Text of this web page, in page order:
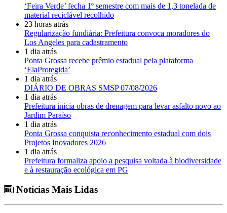
‘Feira Verde’ fecha 1º semestre com mais de 1,3 tonelada de
material reciclável recolhido
23 horas atrás
Regularização fundiária: Prefeitura convoca moradores do
Los Angeles para cadastramento
1 dia atrás
Ponta Grossa recebe prêmio estadual pela plataforma
‘ElaProtegida’
1 dia atrás
DIÁRIO DE OBRAS SMSP 07/08/2026
1 dia atrás
Prefeitura inicia obras de drenagem para levar asfalto novo ao
Jardim Paraíso
1 dia atrás
Ponta Grossa conquista reconhecimento estadual com dois
Projetos Inovadores 2026
1 dia atrás
Prefeitura formaliza apoio a pesquisa voltada à biodiversidade
e à restauração ecológica em PG
Notícias Mais Lidas